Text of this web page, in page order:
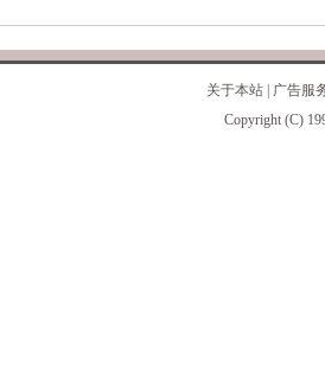
关于本站
广告服
Copyright (C)